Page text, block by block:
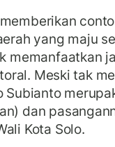
yang maju
memanfaatkan
Meski tak
Subianto
dan
Kota Solo.